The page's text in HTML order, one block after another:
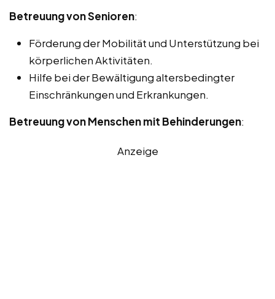
Betreuung von Senioren:
Förderung der Mobilität und Unterstützung bei
körperlichen Aktivitäten.
Hilfe bei der Bewältigung altersbedingter
Einschränkungen und Erkrankungen.
Betreuung von Menschen mit Behinderungen:
Anzeige